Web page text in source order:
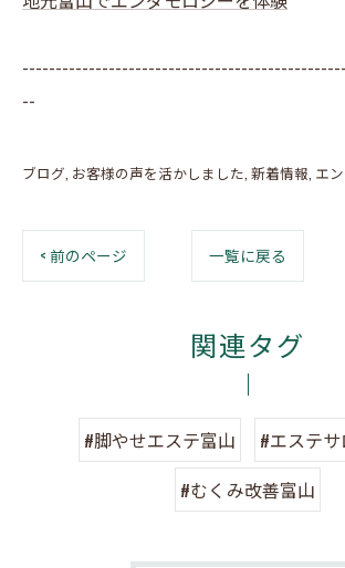
--
ブログ お客様の声を活かしました 新着情報 エ
< 前のページ 一覧に戻る
関連タグ
#脚やせエステ富山
#エステ
#むくみ改善富山